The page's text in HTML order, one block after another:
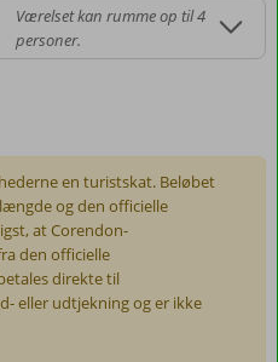
Værelset kan rumme op til 4
personer.
en turistskat. Beløbet
og den officielle
at Corendon-
den officielle
direkte til
eller udtjekning og er ikke